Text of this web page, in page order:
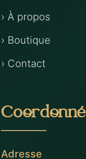
› À propos
› Boutique
› Contact
Adresse